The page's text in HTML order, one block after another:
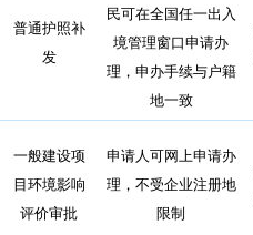
普通护照补
发
民可在全国任一出入
境管理窗口申请办
理，申办手续与户籍
地一致
一般建设项
目环境影响
评价审批
申请人可网上申请办
理，不受企业注册地
限制